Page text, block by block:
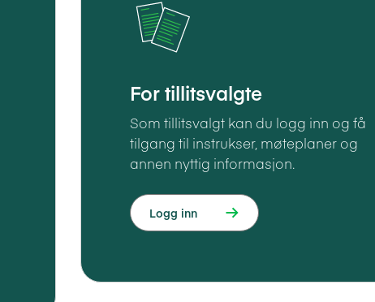
For tillitsvalgte
Som tillitsvalgt kan du logg inn og få
tilgang til instrukser, møteplaner og
annen nyttig informasjon.
Logg inn